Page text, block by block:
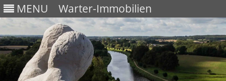
MENU Warter-Immobilien